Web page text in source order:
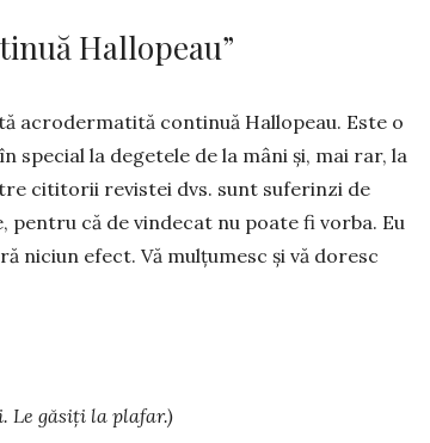
Hallopeau”
acro­dermatită continuă Hallopeau. Este o
special la degetele de la mâni și, mai rar, la
citi­torii revistei dvs. sunt suferinzi de
că de vindecat nu poate fi vorba. Eu
efect. Vă mulțumesc și vă doresc
Le găsiți la plafar.)